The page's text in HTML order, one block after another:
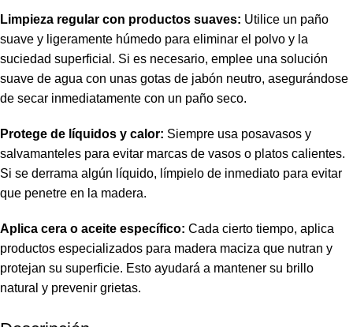
Limpieza regular con productos suaves: Utilice un paño
suave y ligeramente húmedo para eliminar el polvo y la
suciedad superficial. Si es necesario, emplee una solución
suave de agua con unas gotas de jabón neutro, asegurándose
de secar inmediatamente con un paño seco.
Protege de líquidos y calor: Siempre usa posavasos y
salvamanteles para evitar marcas de vasos o platos calientes.
Si se derrama algún líquido, límpielo de inmediato para evitar
que penetre en la madera.
Aplica cera o aceite específico: Cada cierto tiempo, aplica
productos especializados para madera maciza que nutran y
protejan su superficie. Esto ayudará a mantener su brillo
natural y prevenir grietas.